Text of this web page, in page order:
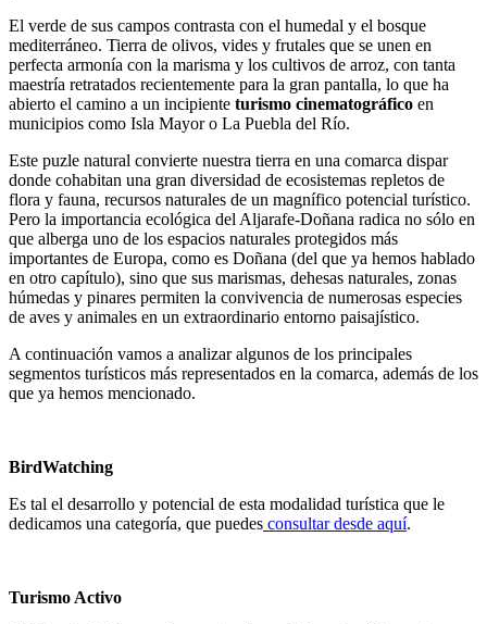
El verde de sus campos contrasta con el humedal y el bosque
mediterráneo. Tierra de olivos, vides y frutales que se unen en
perfecta armonía con la marisma y los cultivos de arroz, con tanta
maestría retratados recientemente para la gran pantalla, lo que ha
abierto el camino a un incipiente turismo cinematográfico en
municipios como Isla Mayor o La Puebla del Río.
Este puzle natural convierte nuestra tierra en una comarca dispar
donde cohabitan una gran diversidad de ecosistemas repletos de
flora y fauna, recursos naturales de un magnífico potencial turístico.
Pero la importancia ecológica del Aljarafe-Doñana radica no sólo en
que alberga uno de los espacios naturales protegidos más
importantes de Europa, como es Doñana (del que ya hemos hablado
en otro capítulo), sino que sus marismas, dehesas naturales, zonas
húmedas y pinares permiten la convivencia de numerosas especies
de aves y animales en un extraordinario entorno paisajístico.
A continuación vamos a analizar algunos de los principales
segmentos turísticos más representados en la comarca, además de los
que ya hemos mencionado.
BirdWatching
Es tal el desarrollo y potencial de esta modalidad turística que le
dedicamos una categoría, que puedes consultar desde aquí.
Turismo Activo